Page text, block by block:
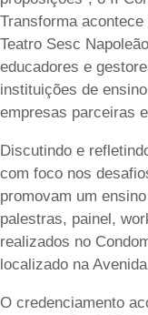
Transforma
Teatro Sesc
educadores e
instituições de
empresas parceiras
Discutindo e
com foco nos
promovam um
palestras, painel,
realizados no
localizado na
O credenciamento